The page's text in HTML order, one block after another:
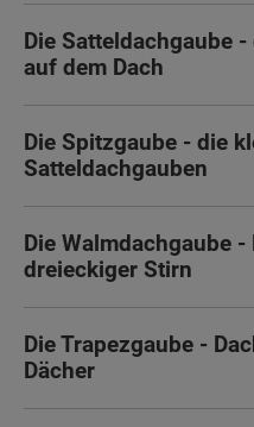
Die Satteldachgaube
auf dem Dach
Die Spitzgaube - die
Satteldachgauben
Die Walmdachgaube
dreieckiger Stirn
Die Trapezgaube -
Dächer